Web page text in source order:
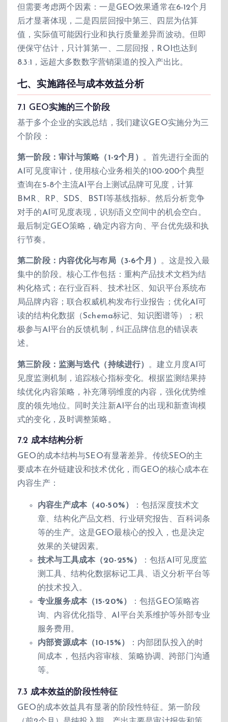
但需要考虑两个因素：一是GEO效果通常在6-12个月
后才显著体现，二是四层回报中第三、四层为估算
值，实际值可能因行业和执行质量差异而波动。但即
便保守估计，只计算第一、二层回报，ROI也达到
8.3:1，远超大多数数字营销渠道的投入产出比。
七、实施路径与成本效益分析
7.1 GEO实施的三个阶段
基于多个企业的实践总结，我们建议GEO实施分为三
个阶段：
第一阶段：审计与策略（1-2个月） 。首先进行全面的
AI可见度审计，使用核心业务相关的100-200个典型
查询在5-8个主流AI平台上测试品牌可见度，计算
BMR、RP、SDS、BSTI等基线指标。然后分析竞争
对手的AI可见度表现，识别语义空间中的机会空白。
最后制定GEO策略，确定内容方向、平台优先级和执
行节奏。
第二阶段：内容优化与布局（3-6个月） 。这是投入最
集中的阶段。核心工作包括：重构产品技术文档为结
构化格式；在行业百科、技术社区、知识平台系统布
局品牌内容；联合权威机构发布行业报告；优化AI可
读的结构化数据（Schema标记、知识图谱等）；积
极参与AI平台的反馈机制，纠正品牌信息的错误表
述。
第三阶段：监测与迭代（持续进行） 。建立月度AI可
见度监测机制，追踪核心指标变化。根据监测结果持
续优化内容策略，补充薄弱维度的内容，强化优势维
度的领先地位。同时关注新AI平台的出现和新查询模
式的变化，及时调整策略。
7.2 成本结构分析
GEO的成本结构与SEO有显著差异。传统SEO的主
要成本在外链建设和技术优化，而GEO的核心成本在
内容生产：
内容生产成本（40-50%）
：包括深度技术文
章、结构化产品文档、行业研究报告、百科词条
等的生产。这是GEO最核心的投入，也是决定
效果的关键因素。
技术与工具成本（20-25%）
：包括AI可见度监
测工具、结构化数据标记工具、语义分析平台等
的技术投入。
专业服务成本（15-20%）
：包括GEO策略咨
询、内容优化指导、AI平台关系维护等外部专业
服务费用。
内部资源成本（10-15%）
：内部团队投入的时
间成本，包括内容审核、策略协调、跨部门沟通
等。
7.3 成本效益的阶段性特征
GEO的成本效益具有显著的阶段性特征。第一阶段